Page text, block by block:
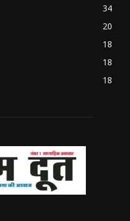
34
20
18
18
18